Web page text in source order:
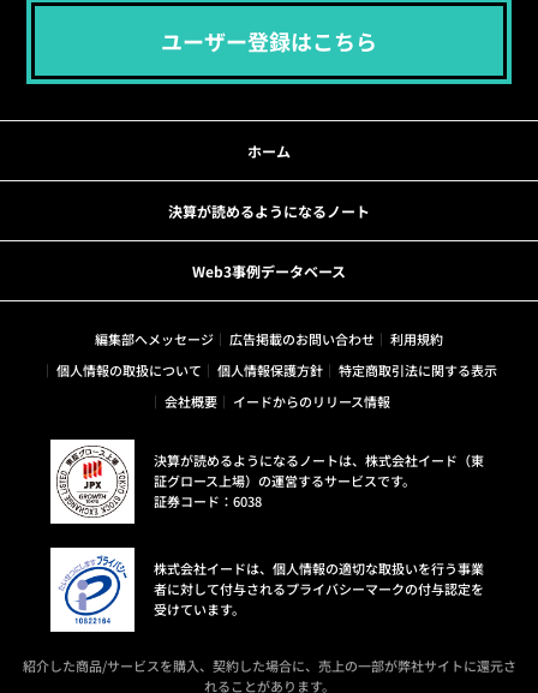
ユーザー登録はこちら
ホーム
決算が読めるようになるノート
Web3事例データベース
編集部へメッセージ 広告掲載のお問い合わせ
利用規約
個人情報の取扱について
個人情報保護方針
特定商取引法に関する表示
会社概要
イードからのリリース情報
決算が読めるようになるノートは、株式会社イード（東
証グロース上場）の運営するサービスです。
証券コード：6038
株式会社イードは、個人情報の適切な取扱いを行う事業
者に対して付与されるプライバシーマークの付与認定を
受けています。
紹介した商品/サービスを購入、契約した場合に、売上の一部が弊社サイトに還元さ
れることがあります。